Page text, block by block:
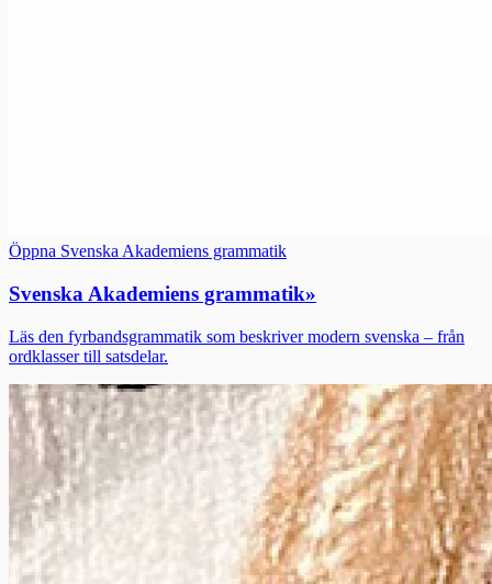
Öppna Svenska Akademiens grammatik
Svenska Akademiens grammatik»
Läs den fyrbandsgrammatik som beskriver modern svenska – från
ordklasser till satsdelar.